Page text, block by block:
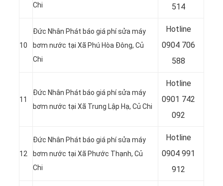
Chi
514
10
Đức Nhân Phát báo giá phí sửa máy
bơm nước tại Xã Phú Hòa Đông, Củ
Chi
Hotline
0904 706
588
11
Đức Nhân Phát báo giá phí sửa máy
bơm nước tại Xã Trung Lập Hạ, Củ Chi
Hotline
0901 742
092
12
Đức Nhân Phát báo giá phí sửa máy
bơm nước tại Xã Phước Thạnh, Củ
Chi
Hotline
0904 991
912